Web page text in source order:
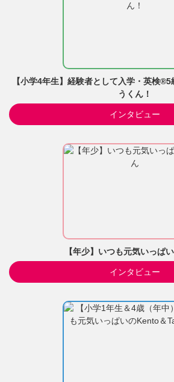
【小学4年生】経験者として入学・英検
うくん！
インタビュー
【年少】いつも元気いっぱ
インタビュー